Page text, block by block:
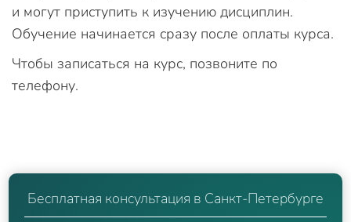
и могут приступить к изучению дисциплин.
Обучение начинается сразу после оплаты курса.
Чтобы записаться на курс, позвоните по
телефону.
Бесплатная консультация в Санкт-Петербурге